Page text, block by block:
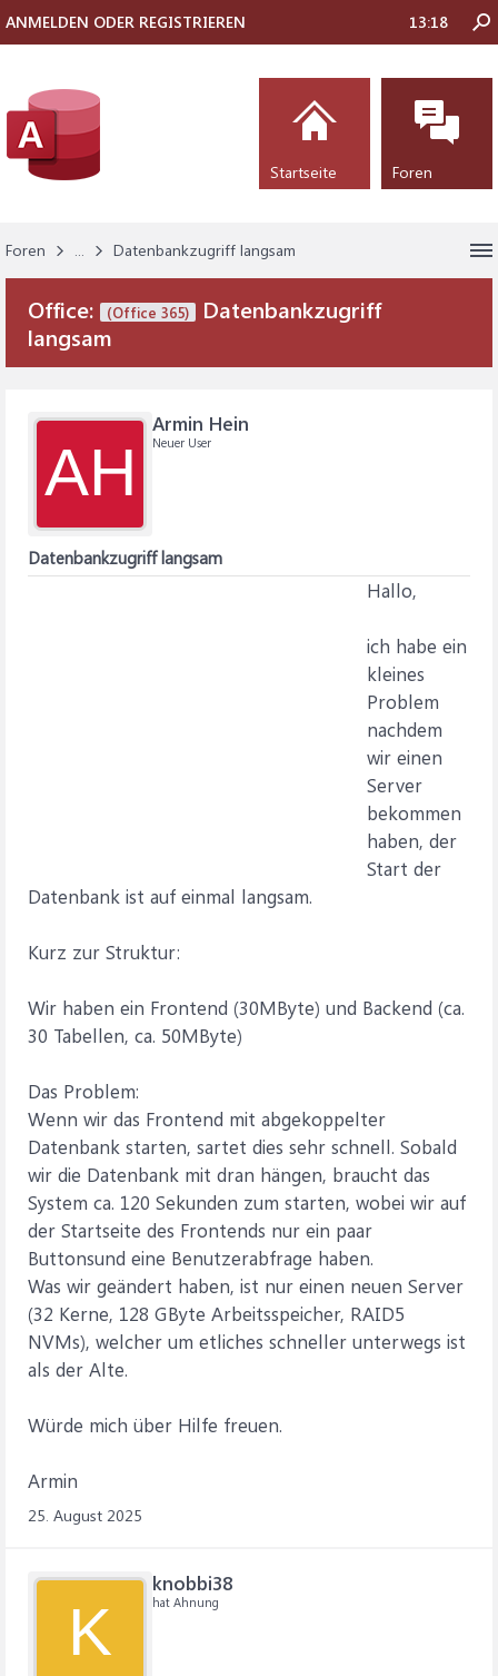
Foren ... Datenbankzugriff langsam
Office: (Office 365)
Datenbankzugriff
langsam
AH
Armin Hein
Neuer User
Datenbankzugriff langsam
Hallo,
ich habe ein
kleines
Problem
nachdem
wir einen
Server
bekommen
haben, der
Start der
Datenbank ist auf einmal langsam.
Kurz zur Struktur:
Wir haben ein Frontend (30MByte) und Backend (ca.
30 Tabellen, ca. 50MByte)
Das Problem:
Wenn wir das Frontend mit abgekoppelter
Datenbank starten, sartet dies sehr schnell. Sobald
wir die Datenbank mit dran hängen, braucht das
System ca. 120 Sekunden zum starten, wobei wir auf
der Startseite des Frontends nur ein paar
Buttonsund eine Benutzerabfrage haben.
Was wir geändert haben, ist nur einen neuen Server
(32 Kerne, 128 GByte Arbeitsspeicher, RAID5
NVMs), welcher um etliches schneller unterwegs ist
als der Alte.
Würde mich über Hilfe freuen.
Armin
25. August 2025
K
knobbi38
hat Ahnung
ANMELDEN ODER REGISTRIEREN 13:18
Startseite Foren